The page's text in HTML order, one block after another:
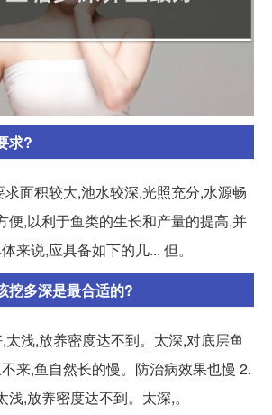
求?
面积较大,池水较深,光照充分,水源畅
便,以利于鱼类的生长和产量的提高,并
来说,应具备如下的几... 但。
挖多深是最合适的?
浅,放养密度达不到。太深,对底层鱼
来,鱼自然长的慢。防治病效果也慢 2.
,放养密度达不到。太深,。